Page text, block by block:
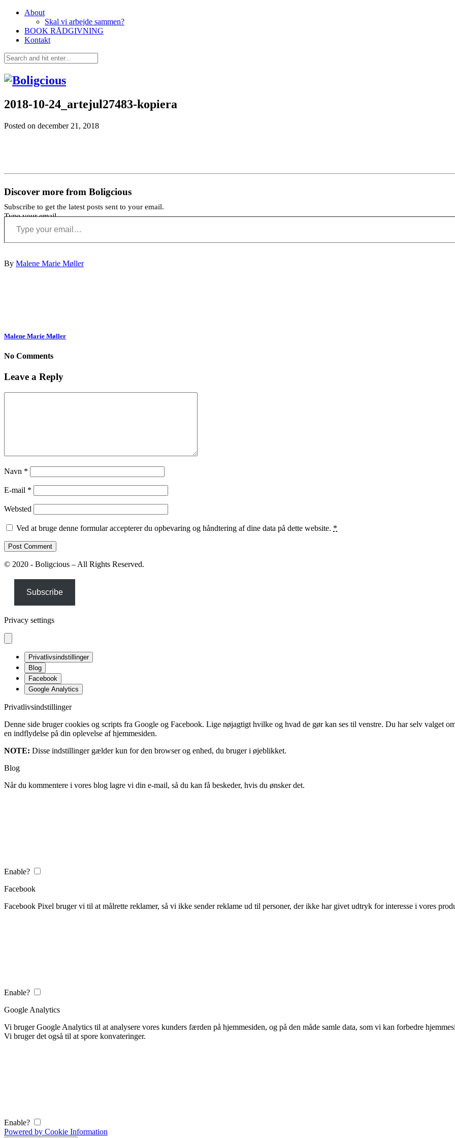
About
Skal vi arbejde sammen?
BOOK RÅDGIVNING
Kontakt
2018-10-24_artejul27483-kopiera
Posted on december 21, 2018
Discover more from Boligcious
Subscribe to get the latest posts sent to your email.
Type your email…
By Malene Marie Møller
Malene Marie Møller
No Comments
Leave a Reply
Navn *
E-mail *
Websted
Ved at bruge denne formular accepterer du opbevaring og håndtering af dine data på dette website. *
© 2020 - Boligcious – All Rights Reserved.
Subscribe
Privacy settings
Privatlivsindstillinger
Blog
Facebook
Google Analytics
Privatlivsindstillinger
Denne side bruger cookies og scripts fra Google og Facebook. Lige nøjagtigt hvilke og hvad de gør kan ses til venstre. Du har selv valget
en indflydelse på din oplevelse af hjemmesiden.
NOTE: Disse indstillinger gælder kun for den browser og enhed, du bruger i øjeblikket.
Blog
Når du kommentere i vores blog lagre vi din e-mail, så du kan få beskeder, hvis du ønsker det.
Enable?
Facebook
Facebook Pixel bruger vi til at målrette reklamer, så vi ikke sender reklame ud til personer, der ikke har givet udtryk for interesse i vores
Enable?
Google Analytics
Vi bruger Google Analytics til at analysere vores kunders færden på hjemmesiden, og på den måde samle data, som vi kan forbedre
Vi bruger det også til at spore konvateringer.
Enable?
Powered by Cookie Information